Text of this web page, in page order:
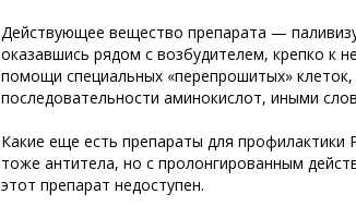
Действующее вещество препарата —
оказавшись рядом с возбудителем, крепко к
помощи специальных «перепрошитых»
последовательности аминокислот, иными
Какие еще есть препараты для профилактики
тоже антитела, но с пролонгированным
этот препарат недоступен.